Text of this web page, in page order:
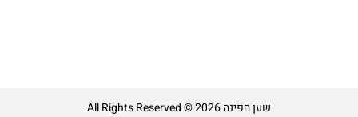
שען הפינה All Rights Reserved © 2026